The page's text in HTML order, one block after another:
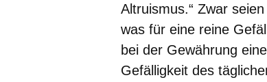
Altruismus.“ Zwar
was für eine reine
bei der Gewährung
Gefälligkeit des